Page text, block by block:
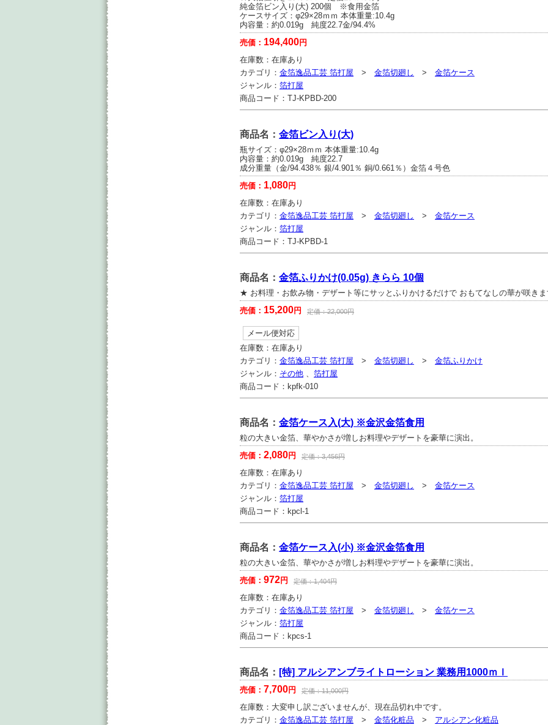
純金箔ビン入り(大) 200個 ※食用金箔
ケースサイズ：φ29×28ｍｍ 本体重量:10.4g
内容量：約0.019g 純度22.7金/94.4%
売価： 194,400円
在庫数： 在庫あり
カテゴリ： 金箔逸品工芸 箔打屋 > 金箔切廻し > 金箔ケース
ジャンル： 箔打屋
商品コード： TJ-KPBD-200
商品名： 金箔ビン入り(大)
瓶サイズ：φ29×28ｍｍ 本体重量:10.4g
内容量：約0.019g 純度22.7
成分重量（金/94.438％ 銀/4.901％ 銅/0.661％）金箔４号色
売価： 1,080円
在庫数： 在庫あり
カテゴリ： 金箔逸品工芸 箔打屋 > 金箔切廻し > 金箔ケース
ジャンル： 箔打屋
商品コード： TJ-KPBD-1
商品名： 金箔ふりかけ(0.05g) きらら 10個
★ お料理・お飲み物・デザート等にサッとふりかけるだけで おもてなしの華が咲き
売価： 15,200円 定価：22,000円
メール便対応
在庫数： 在庫あり
カテゴリ： 金箔逸品工芸 箔打屋 > 金箔切廻し > 金箔ふりかけ
ジャンル： その他 、 箔打屋
商品コード： kpfk-010
商品名： 金箔ケース入(大) ※金沢金箔食用
粒の大きい金箔、華やかさが増しお料理やデザートを豪華に演出。
売価： 2,080円 定価：3,456円
在庫数： 在庫あり
カテゴリ： 金箔逸品工芸 箔打屋 > 金箔切廻し > 金箔ケース
ジャンル： 箔打屋
商品コード： kpcl-1
商品名： 金箔ケース入(小) ※金沢金箔食用
粒の大きい金箔、華やかさが増しお料理やデザートを豪華に演出。
売価： 972円 定価：1,404円
在庫数： 在庫あり
カテゴリ： 金箔逸品工芸 箔打屋 > 金箔切廻し > 金箔ケース
ジャンル： 箔打屋
商品コード： kpcs-1
商品名： [特] アルシアンブライトローション 業務用1000ｍｌ
売価： 7,700円 定価：11,000円
在庫数： 大変申し訳ございませんが、現在品切れ中です。
カテゴリ： 金箔逸品工芸 箔打屋 > 金箔化粧品 > アルシアン化粧品